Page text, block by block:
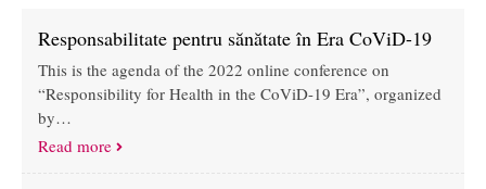
Responsabilitate pentru sănătate în Era CoViD-19
This is the agenda of the 2022 online conference on
“Responsibility for Health in the CoViD-19 Era”, organized
by…
Read more